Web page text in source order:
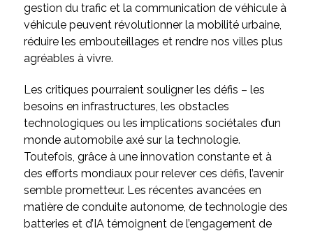
gestion du trafic et la communication de véhicule à
véhicule peuvent révolutionner la mobilité urbaine,
réduire les embouteillages et rendre nos villes plus
agréables à vivre.
Les critiques pourraient souligner les défis – les
besoins en infrastructures, les obstacles
technologiques ou les implications sociétales d’un
monde automobile axé sur la technologie.
Toutefois, grâce à une innovation constante et à
des efforts mondiaux pour relever ces défis, l’avenir
semble prometteur. Les récentes avancées en
matière de conduite autonome, de technologie des
batteries et d’IA témoignent de l’engagement de